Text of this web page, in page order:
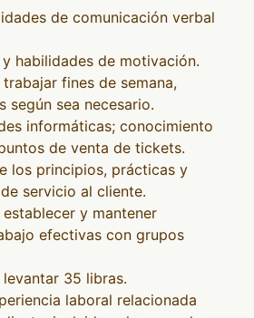
de comunicación verbal
habilidades de motivación.
fines de semana,
según sea necesario.
informáticas; conocimiento
de venta de tickets.
los principios, prácticas y
servicio al cliente.
y mantener
efectivas con grupos
35 libras.
laboral relacionada